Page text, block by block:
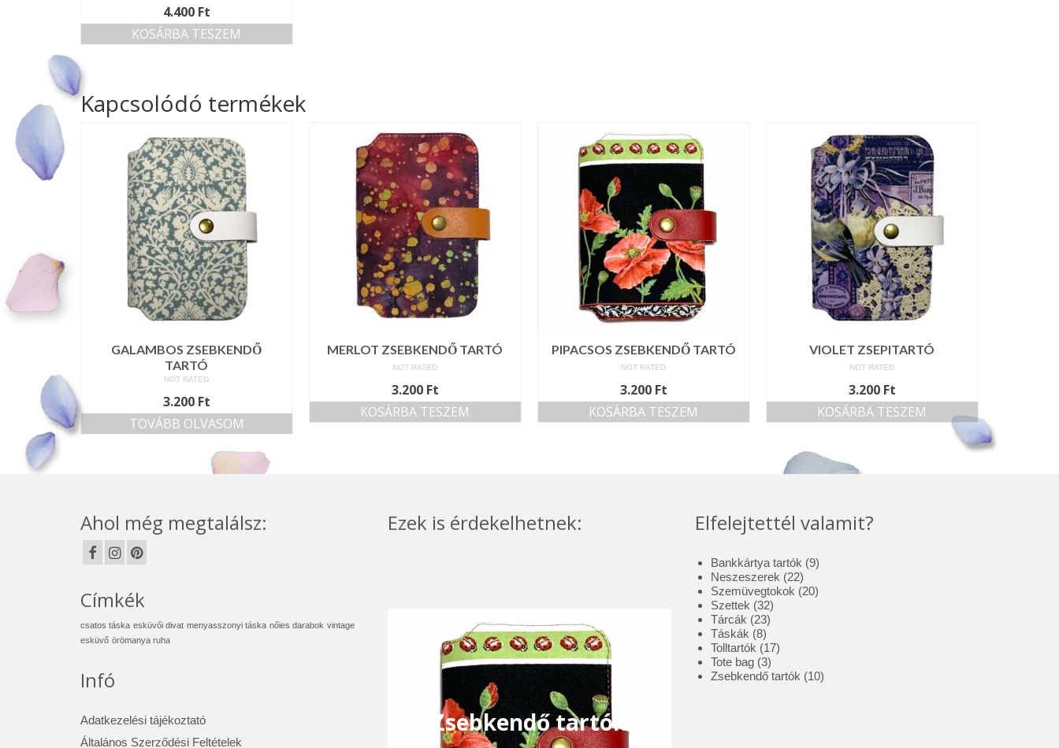
4.400 Ft
KOSÁRBA TESZEM
Kapcsolódó termékek
GALAMBOS ZSEBKENDŐ
TARTÓ
NOT RATED
3.200 Ft
TOVÁBB OLVASOM
MERLOT ZSEBKENDŐ TARTÓ
NOT RATED
3.200 Ft
KOSÁRBA TESZEM
PIPACSOS ZSEBKENDŐ TARTÓ
NOT RATED
3.200 Ft
KOSÁRBA TESZEM
VIOLET ZSEPITARTÓ
NOT RATED
3.200 Ft
KOSÁRBA TESZEM
Ahol még megtalálsz:
Címkék
csatos táska esküvői divat menyasszonyi táska nőies darabok vintage
esküvő örömanya ruha
Infó
Adatkezelési tájékoztató
Általános Szerződési Feltételek
Ezek is érdekelhetnek:
Zsebkendő tartók
Elfelejtettél valamit?
Bankkártya tartók 99
Neszeszerek 2222
termék
Szemüvegtokok 2020
Szettek 3232
termék
Tárcák 2323
termék
Táskák 88
termék
Tolltartók 1717
Tote bag 33
termék
Zsebkendő tartók 1010